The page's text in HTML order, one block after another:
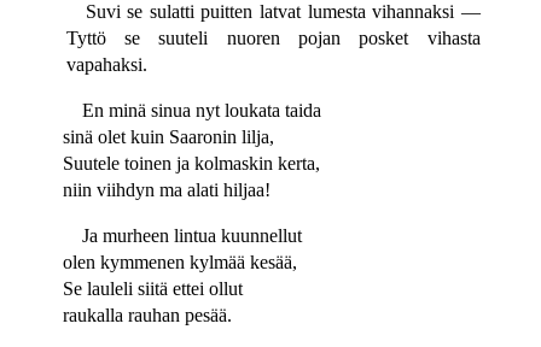
Suvi se sulatti puitten latvat lumesta vihannaksi —
Tyttö se suuteli nuoren pojan posket vihasta
vapahaksi.
En minä sinua nyt loukata taida
sinä olet kuin Saaronin lilja,
Suutele toinen ja kolmaskin kerta,
niin viihdyn ma alati hiljaa!
Ja murheen lintua kuunnellut
olen kymmenen kylmää kesää,
Se lauleli siitä ettei ollut
raukalla rauhan pesää.